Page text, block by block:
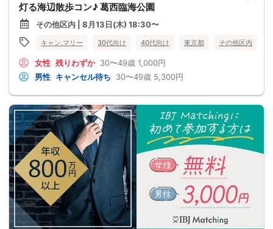
灯る海辺散歩コン♪ 葛西臨海公園
その他区内 | 8月13日(木) 18:30〜
キャン.マリー 30代向け 40代向け 東京都 その他区内
女性 残りわずか 30〜49歳 1,000円
男性 キャンセル待ち 30〜49歳 5,300円